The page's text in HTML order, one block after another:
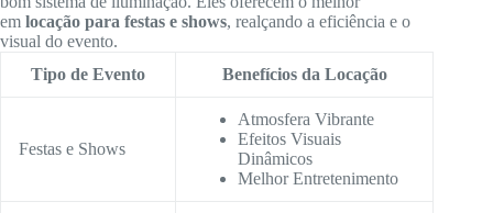
em locação para festas e shows, realçando a eficiência e o
visual do evento.
Tipo de Evento
Benefícios da Locação
Festas e Shows
Atmosfera Vibrante
Efeitos Visuais
Dinâmicos
Melhor Entretenimento